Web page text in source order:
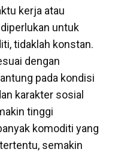
kerja atau
untuk
tidaklah konstan.
dengan
pada kondisi
karakter sosial
tinggi
komoditi yang
semakin